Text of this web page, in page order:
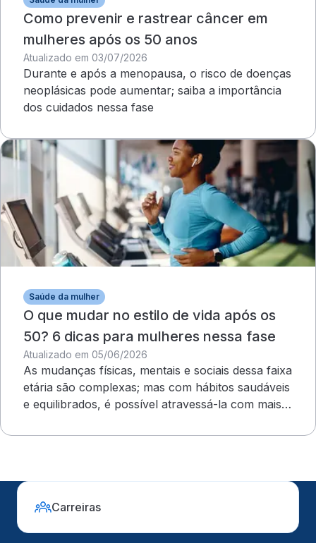
Como prevenir e rastrear câncer em
mulheres após os 50 anos
Atualizado em 03/07/2026
Durante e após a menopausa, o risco de doenças
neoplásicas pode aumentar; saiba a importância
dos cuidados nessa fase
Saúde da mulher
O que mudar no estilo de vida após os
50? 6 dicas para mulheres nessa fase
Atualizado em 05/06/2026
As mudanças físicas, mentais e sociais dessa faixa
etária são complexas; mas com hábitos saudáveis
e equilibrados, é possível atravessá-la com mais
Carreiras